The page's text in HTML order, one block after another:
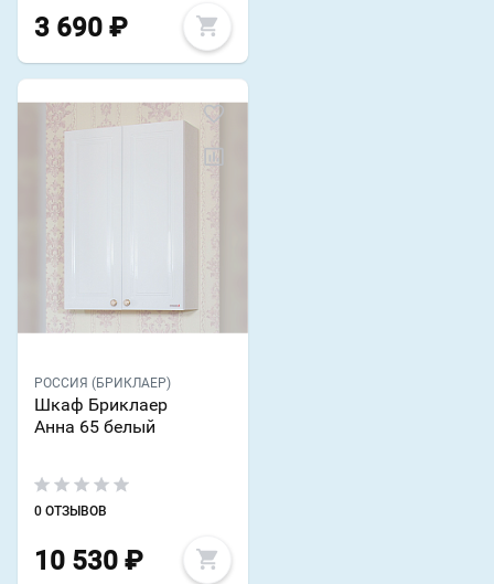
3 690 ₽
РОССИЯ (БРИКЛАЕР)
Шкаф Бриклаер
Анна 65 белый
0 ОТЗЫВОВ
10 530 ₽